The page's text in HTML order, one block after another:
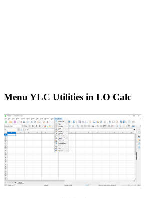
Menu YLC Utilities in LO Calc